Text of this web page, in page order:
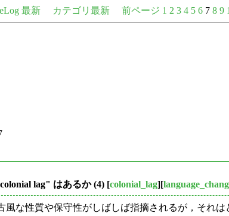
最新 カテゴリ最新 前ページ 1 2 3 4 5 6 7 8 9
lag" はあるか (4) [colonial_lag][
な性質や保守性がしばしば指摘されるが，それは